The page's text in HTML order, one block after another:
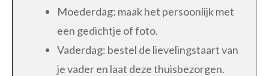
Moederdag: maak het persoonlijk met
een gedichtje of foto.
Vaderdag: bestel de lievelingstaart van
je vader en laat deze thuisbezorgen.